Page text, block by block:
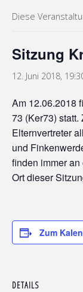
Diese
Sitzung
12. Juni 2018,
Am 12.06.2018
73 (Ker73)
Elternvertreter
und
finden immer
Ort dieser
Zum
DETAILS